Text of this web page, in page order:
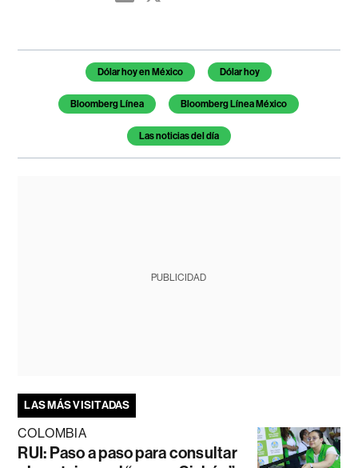
Temas de este artículo
Dólar hoy en México Dólar hoy
Bloomberg Línea Bloomberg Línea México
Las noticias del día
PUBLICIDAD
LAS MÁS VISITADAS
COLOMBIA
RUI: Paso a paso para consultar